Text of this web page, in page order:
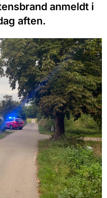
anmeldt i
aften.